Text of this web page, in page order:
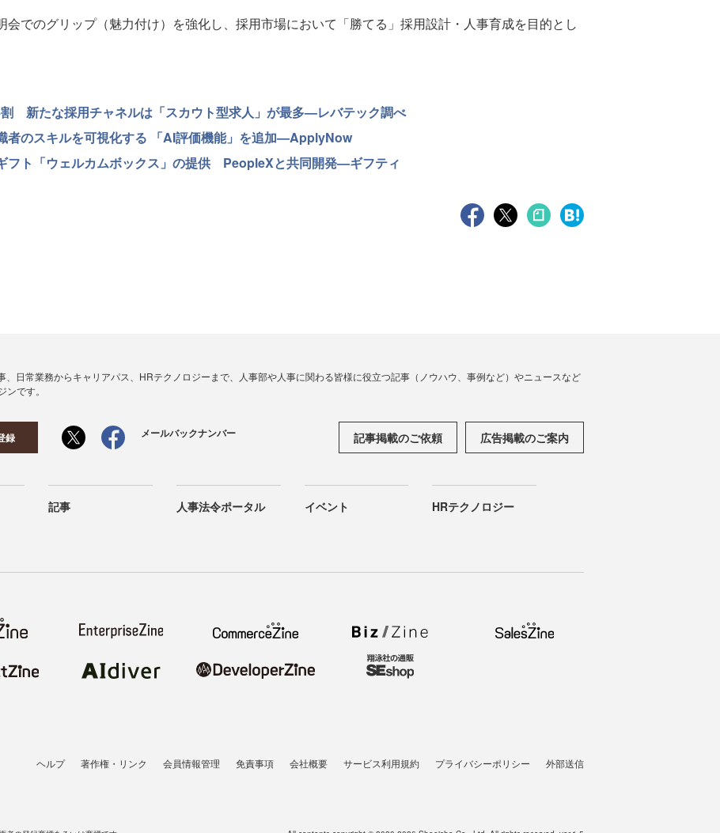
でのグリップ（魅力付け）を強化し、採用市場において「勝てる」採用設計・人事育成を目的とし
新たな採用チャネルは「スカウト型求人」が最多—レバテック調べ
者のスキルを可視化する 「AI評価機能」を追加—ApplyNow
フト「ウェルカムボックス」の提供 PeopleXと共同開発—ギフティ
、日常業務からキャリアパス、HRテクノロジーまで、人事部や人事に関わる皆様に役立つ記事（ノウハウ、事例など）やニュースなど
です。
録 メールバックナンバー 記事掲載のご依頼 広告掲載のご案内
記事 人事法令ポータル イベント HRテクノロジー
ヘルプ 著作権・リンク 会員情報管理 免責事項 会社概要 サービス利用規約 プライバシーポリシー 外部送信